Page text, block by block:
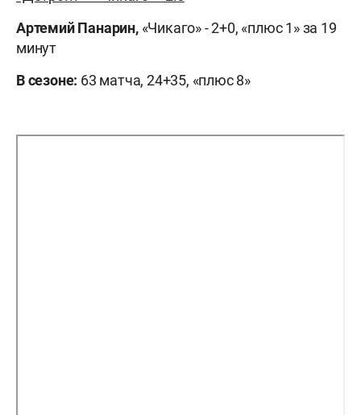
Артемий Панарин,«Чикаго» - 2+0, «плюс 1» за 19
минут
В сезоне: 63 матча, 24+35, «плюс 8»